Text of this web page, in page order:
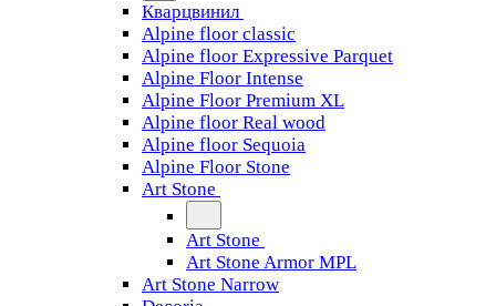
Кварцвинил
Alpine floor classic
Alpine floor Expressive Parquet
Alpine Floor Intense
Alpine Floor Premium XL
Alpine floor Real wood
Alpine floor Sequoia
Alpine Floor Stone
Art Stone
Art Stone
Art Stone Armor MPL
Art Stone Narrow